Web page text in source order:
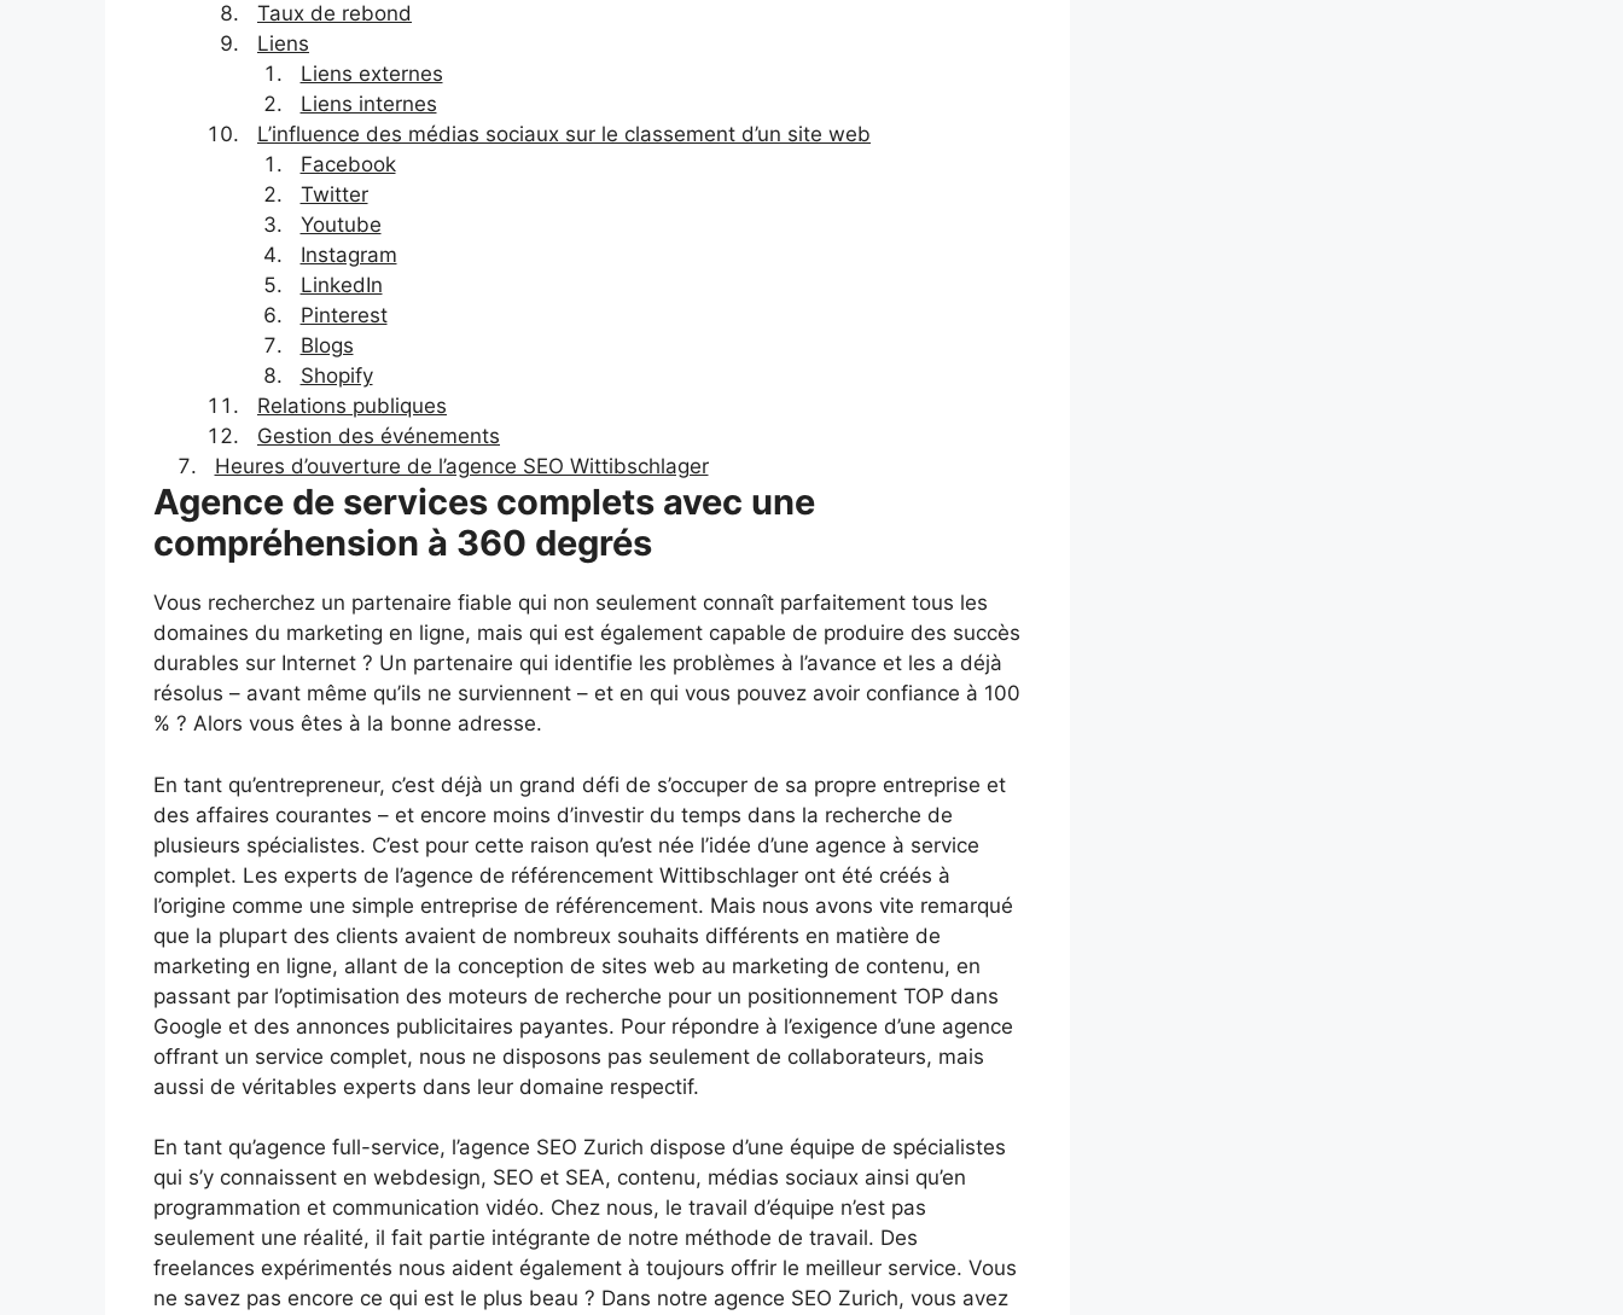
Taux de rebond
Liens
Liens externes
Liens internes
L’influence des médias sociaux sur le classement d’un site web
Facebook
Twitter
Youtube
Instagram
LinkedIn
Pinterest
Blogs
Shopify
Relations publiques
Gestion des événements
Heures d’ouverture de l’agence SEO Wittibschlager
Agence de services complets avec une
compréhension à 360 degrés
Vous recherchez un partenaire fiable qui non seulement connaît parfaitement tous les
domaines du marketing en ligne, mais qui est également capable de produire des succès
durables sur Internet ? Un partenaire qui identifie les problèmes à l’avance et les a déjà
résolus – avant même qu’ils ne surviennent – et en qui vous pouvez avoir confiance à 100
% ? Alors vous êtes à la bonne adresse.
En tant qu’entrepreneur, c’est déjà un grand défi de s’occuper de sa propre entreprise et
des affaires courantes – et encore moins d’investir du temps dans la recherche de
plusieurs spécialistes. C’est pour cette raison qu’est née l’idée d’une agence à service
complet. Les experts de l’agence de référencement Wittibschlager ont été créés à
l’origine comme une simple entreprise de référencement. Mais nous avons vite remarqué
que la plupart des clients avaient de nombreux souhaits différents en matière de
marketing en ligne, allant de la conception de sites web au marketing de contenu, en
passant par l’optimisation des moteurs de recherche pour un positionnement TOP dans
Google et des annonces publicitaires payantes. Pour répondre à l’exigence d’une agence
offrant un service complet, nous ne disposons pas seulement de collaborateurs, mais
aussi de véritables experts dans leur domaine respectif.
En tant qu’agence full-service, l’agence SEO Zurich dispose d’une équipe de spécialistes
qui s’y connaissent en webdesign, SEO et SEA, contenu, médias sociaux ainsi qu’en
programmation et communication vidéo. Chez nous, le travail d’équipe n’est pas
seulement une réalité, il fait partie intégrante de notre méthode de travail. Des
freelances expérimentés nous aident également à toujours offrir le meilleur service. Vous
ne savez pas encore ce qui est le plus beau ? Dans notre agence SEO Zurich, vous avez